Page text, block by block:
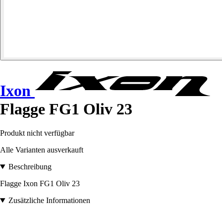
Ixon
Flagge FG1 Oliv 23
Produkt nicht verfügbar
Alle Varianten ausverkauft
Beschreibung
Flagge Ixon FG1 Oliv 23
Zusätzliche Informationen